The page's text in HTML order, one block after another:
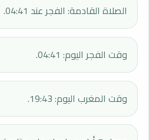
الصلاة القادمة: الفجر عند 04:41.
وقت الفجر اليوم: 04:41.
وقت المغرب اليوم: 19:43.